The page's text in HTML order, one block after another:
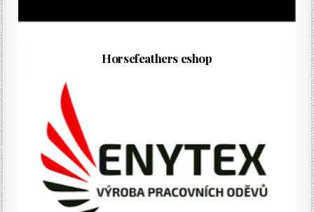
Horsefeathers eshop